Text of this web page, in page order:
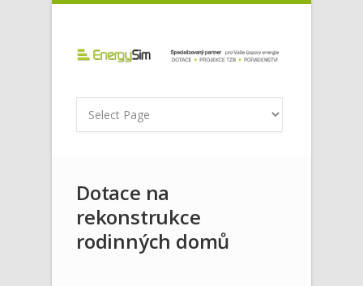
Dotace na
rekonstrukce
rodinných domů